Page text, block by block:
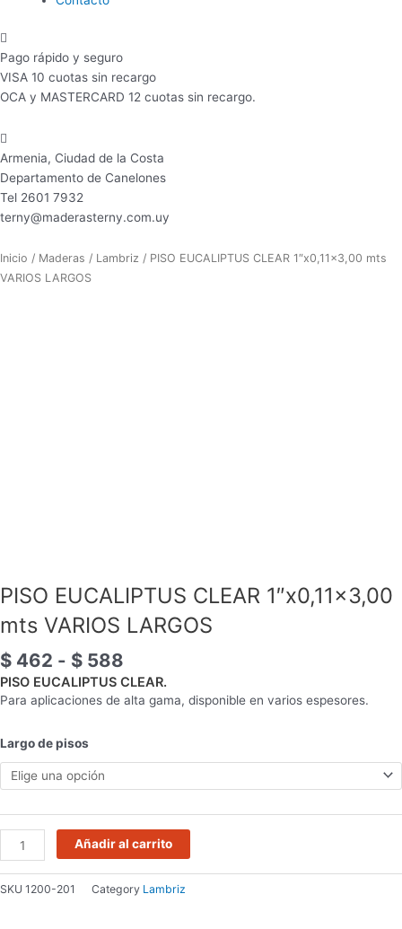
Pago rápido y seguro
VISA 10 cuotas sin recargo
OCA y MASTERCARD 12 cuotas sin recargo.
Armenia, Ciudad de la Costa
Departamento de Canelones
Tel 2601 7932
terny@maderasterny.com.uy
Inicio / Maderas / Lambriz / PISO EUCALIPTUS CLEAR 1″x0,11×3,00 mts
VARIOS LARGOS
PISO EUCALIPTUS CLEAR 1″x0,11×3,00
mts VARIOS LARGOS
$ 462 - $ 588
Rango
PISO EUCALIPTUS CLEAR.
Para aplicaciones de alta gama, disponible en varios espesores.
Largo de pisos
PISO
EUCALIPTUS
Añadir al carrito
SKU 1200-201 Category Lambriz